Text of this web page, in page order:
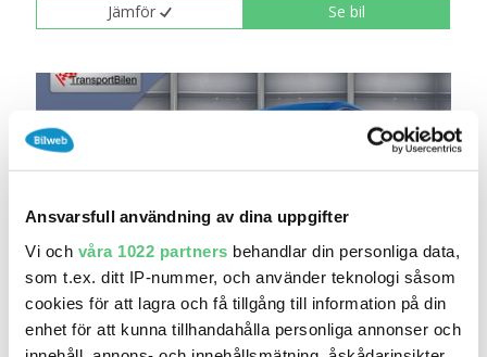
Ansvarsfull användning av dina uppgifter
Vi och våra 1022 partners behandlar din personliga data,
som t.ex. ditt IP-nummer, och använder teknologi såsom
cookies för att lagra och få tillgång till information på din
enhet för att kunna tillhandahålla personliga annonser och
Jämför Se bil
6 maj 13:39